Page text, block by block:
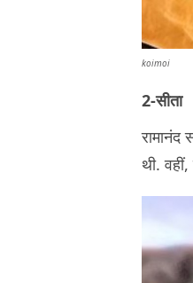
koimoi
2-सीता
रामानंद
थी.